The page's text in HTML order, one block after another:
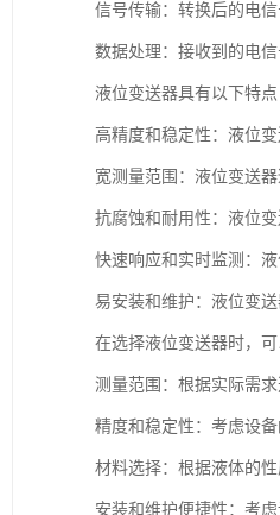
信号传输：转换后的电
数据处理：接收到的电
液位变送器具有以下特点
高精度和稳定性：液位
宽测量范围：液位变送
抗腐蚀和耐用性：液位
快速响应和实时监测：
易安装和维护：液位变
在选择液位变送器时，可
测量范围：根据实际需
精度和稳定性：考虑设
材料选择：根据液体的
安装和维护便捷性：考